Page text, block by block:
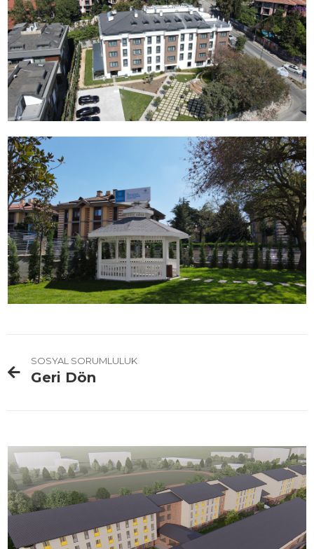
SOSYAL SORUMLULUK
Geri Dön